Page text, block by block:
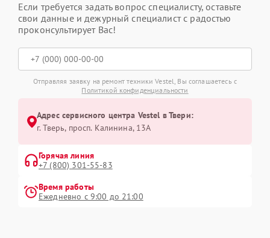
Если требуется задать вопрос специалисту, оставьте
свои данные и дежурный специалист с радостью
проконсультирует Вас!
Отправляя заявку на ремонт техники Vestel, Вы соглашаетесь с
Политикой конфиденциальности
Адрес сервисного центра Vestel в Твери:
г. Тверь, просп. Калинина, 13А
Горячая линия
+7 (800) 301-55-83
Время работы
Ежедневно с 9:00 до 21:00